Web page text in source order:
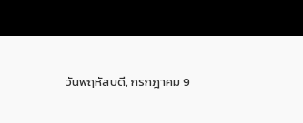
วันพฤหัสบดี, กรกฎาคม 9